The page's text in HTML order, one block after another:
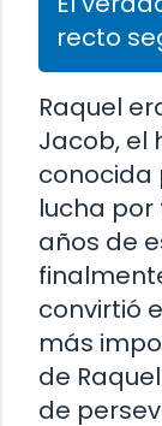
recto
Raquel
Jacob, el
conocida
lucha por
años de
convirtió
más
de
de